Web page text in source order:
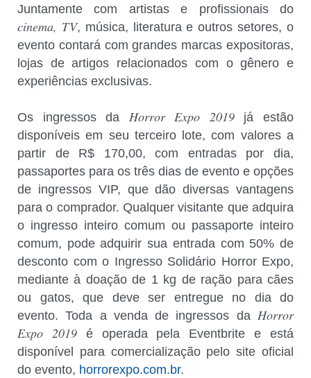
Juntamente com artistas e profissionais do
cinema, TV, música, literatura e outros setores, o
evento contará com grandes marcas expositoras,
lojas de artigos relacionados com o gênero e
experiências exclusivas.
Os ingressos da Horror Expo 2019já estão
disponíveis em seu terceiro lote, com valores a
partir de R$ 170,00, com entradas por dia,
passaportes para os três dias de evento e opções
de ingressos VIP, que dão diversas vantagens
para o comprador. Qualquer visitante que adquira
o ingresso inteiro comum ou passaporte inteiro
comum, pode adquirir sua entrada com 50% de
desconto com o Ingresso Solidário Horror Expo,
mediante à doação de 1 kg de ração para cães
ou gatos, que deve ser entregue no dia do
evento. Toda a venda de ingressos da Horror
Expo 2019é operada pela Eventbrite e está
disponível para comercialização pelo site oficial
do evento, horrorexpo.com.br.